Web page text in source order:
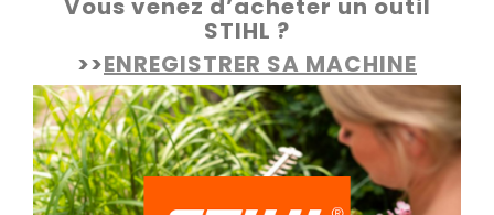
Vous venez d’acheter un outil
STIHL ?
>>ENREGISTRER SA MACHINE